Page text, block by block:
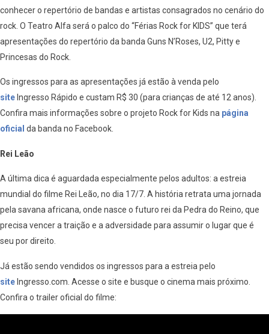
conhecer o repertório de bandas e artistas consagrados no cenário do
rock. O Teatro Alfa será o palco do “Férias Rock for KIDS” que terá
apresentações do repertório da banda Guns N’Roses, U2, Pitty e
Princesas do Rock.
Os ingressos para as apresentações já estão à venda pelo
site Ingresso Rápido e custam R$ 30 (para crianças de até 12 anos).
Confira mais informações sobre o projeto Rock for Kids na página
oficial da banda no Facebook.
Rei Leão
A última dica é aguardada especialmente pelos adultos: a estreia
mundial do filme Rei Leão, no dia 17/7. A história retrata uma jornada
pela savana africana, onde nasce o futuro rei da Pedra do Reino, que
precisa vencer a traição e a adversidade para assumir o lugar que é
seu por direito.
Já estão sendo vendidos os ingressos para a estreia pelo
site Ingresso.com. Acesse o site e busque o cinema mais próximo.
Confira o trailer oficial do filme: